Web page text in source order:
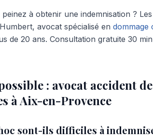
à obtenir une indemnisation ?
avocat spécialisé en dommage
de 20 ans. Consultation gratuite 30
: avocat accident
à Aix-en-Provence
sont-ils difficiles à